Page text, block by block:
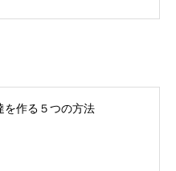
を作る５つの方法